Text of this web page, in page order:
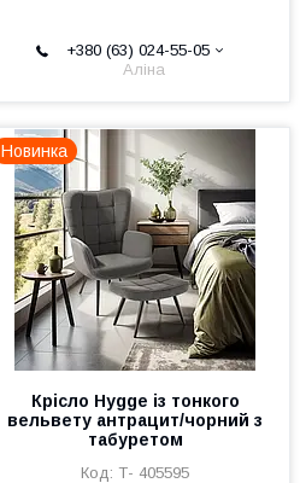
+380 (63) 024-55-05
Аліна
Новинка
Крісло Hygge із тонкого
вельвету антрацит/чорний з
табуретом
Т- 405595